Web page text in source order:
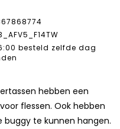
besteld zelfde dag
hebben een
flessen. Ook hebben
te kunnen hangen.